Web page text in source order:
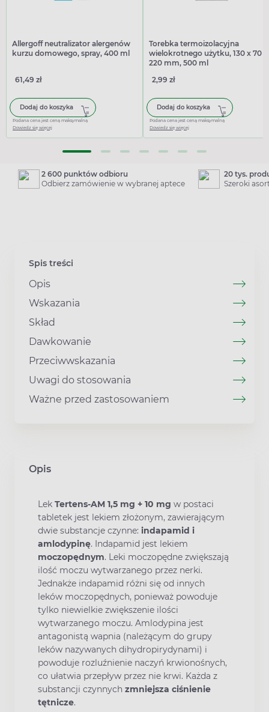
Allergoff neutralizator alergenów
kurzu domowego, spray, 400 ml
61,49 zł
Dodaj do koszyka
Podana cena jest ceną maksymalną
Dowiedz się więcej
Torebka termoizolacyjna
wielokrotnego użytku, 130 x 70 x
220 mm, 500 ml
2,99 zł
Dodaj do koszyka
Podana cena jest ceną maksymalną
Dowiedz się więcej
2 600 punktów odbioru
Odbierz zamówienie w wybranej aptece
20 tys.
Szeroki
Spis treści
Opis
Wskazania
Skład
Dawkowanie
Przeciwwskazania
Uwagi do stosowania
Ważne przed zastosowaniem
Opis
Lek Tertens-AM 1,5 mg + 10 mg w postaci
tabletek jest lekiem złożonym, zawierającym
dwie substancje czynne: indapamid i
amlodypinę. Indapamid jest lekiem
moczopędnym. Leki moczopędne zwiększają
ilość moczu wytwarzanego przez nerki.
Jednakże indapamid różni się od innych
leków moczopędnych, ponieważ powoduje
tylko niewielkie zwiększenie ilości
wytwarzanego moczu. Amlodypina jest
antagonistą wapnia (należącym do grupy
leków nazywanych dihydropirydynami) i
powoduje rozluźnienie naczyń krwionośnych,
co ułatwia przepływ przez nie krwi. Każda z
substancji czynnych zmniejsza ciśnienie
tętnicze.